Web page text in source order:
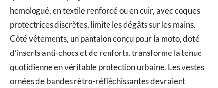
homologué, en textile renforcé ou en cuir, avec coques
protectrices discrètes, limite les dégâts sur les mains.
Côté vêtements, un pantalon conçu pour la moto, doté
d’inserts anti-chocs et de renforts, transforme la tenue
quotidienne en véritable protection urbaine. Les vestes
ornées de bandes rétro-réfléchissantes devraient